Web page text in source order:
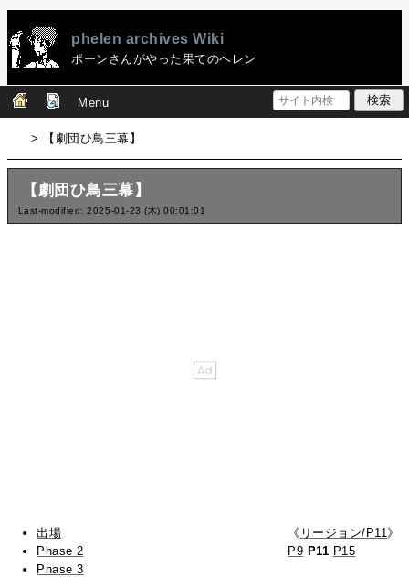
phelen archives Wiki
ポーンさんがやった果てのヘレン
Menu
> 【劇団ひ鳥三幕】
【劇団ひ鳥三幕】
Last-modified: 2025-01-23 (木) 00:01:01
出場
Phase 2
Phase 3
《 リージョン/P11 》
P9 P11 P15